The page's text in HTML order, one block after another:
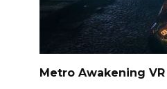
Metro Awakening VR